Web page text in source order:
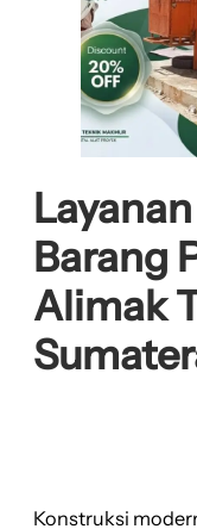
Barang
Alimak
Konstruksi